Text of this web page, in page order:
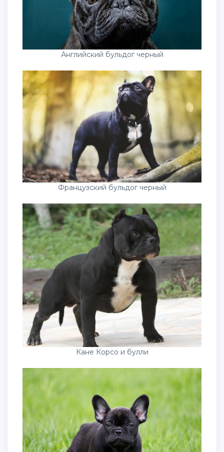
Английский бульдог черный
Французский бульдог черный
Кане Корсо и булли